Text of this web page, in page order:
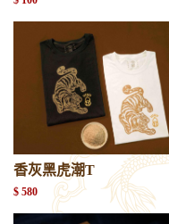
香灰黑虎潮T
$ 580